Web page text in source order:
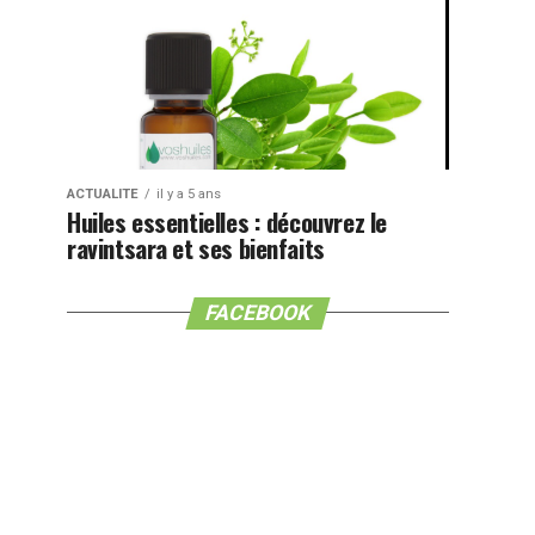
ACTUALITE il y a 5 ans
Huiles essentielles : découvrez le
ravintsara et ses bienfaits
FACEBOOK